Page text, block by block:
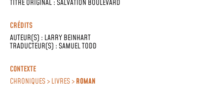
TITRE ORIGINAL : SALVATION BOULEVARD
CRÉDITS
AUTEUR(S) : LARRY BEINHART
TRADUCTEUR(S) :SAMUEL TODD
CONTEXTE
CHRONIQUES > LIVRES >ROMAN